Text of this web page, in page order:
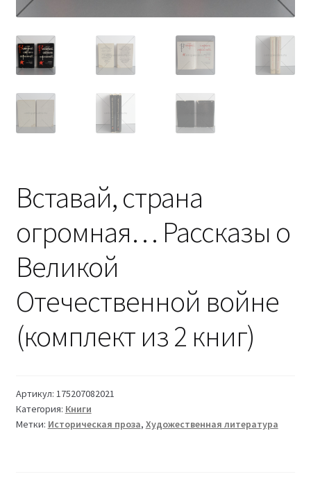
Вставай, страна
огромная… Рассказы о
Великой
Отечественной войне
(комплект из 2 книг)
Артикул: 175207082021
Категория: Книги
Метки: Историческая проза, Художественная литература